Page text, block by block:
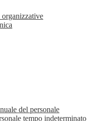
del personale
tempo indeterminato